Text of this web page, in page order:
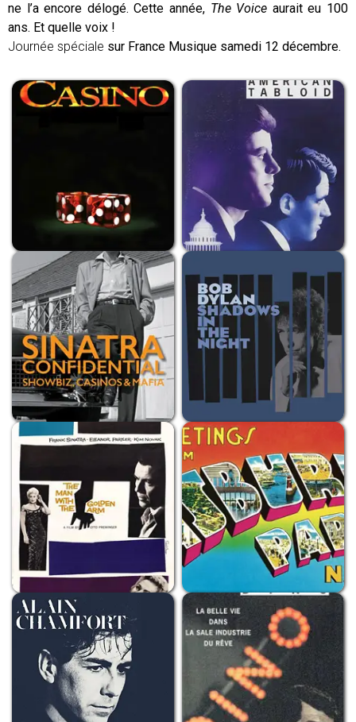
ne l’a encore délogé. Cette année, The Voice aurait eu 100
ans. Et quelle voix !
Journée spéciale sur France Musique samedi 12 décembre.